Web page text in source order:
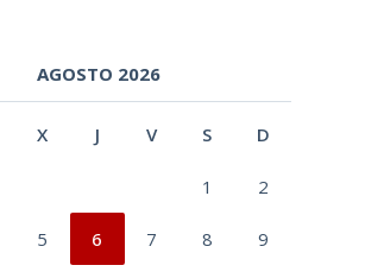
AGOSTO 2026
X J V S D
1 2
5 6 7 8 9